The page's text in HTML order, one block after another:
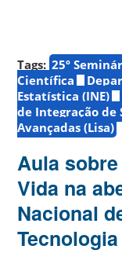
Tags: 25º
Científica
Estatística (INE)
de Integração de
Avançadas (Lisa)
Aula
Vida na
Nacional
Tecnologia